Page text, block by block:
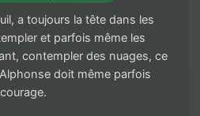
a toujours la tête dans les
et parfois même les
contempler des nuages, ce
doit même parfois